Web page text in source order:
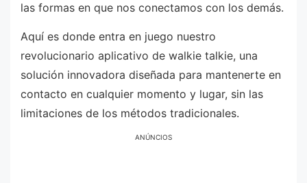
las formas en que nos conectamos con los demás.
Aquí es donde entra en juego nuestro
revolucionario aplicativo de walkie talkie, una
solución innovadora diseñada para mantenerte en
contacto en cualquier momento y lugar, sin las
limitaciones de los métodos tradicionales.
ANÚNCIOS